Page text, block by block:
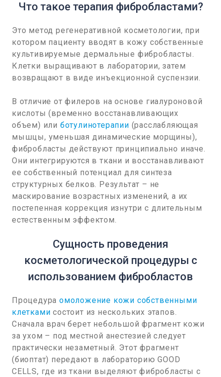
Что такое терапия фибробластами?
Это метод регенеративной косметологии, при
котором пациенту вводят в кожу собственные
культивируемые дермальные фибробласты.
Клетки выращивают в лаборатории, затем
возвращают в виде инъекционной суспензии.
В отличие от филеров на основе гиалуроновой
кислоты (временно восстанавливающих
объем) или ботулинотерапии (расслабляющая
мышцы, уменьшая динамические морщины),
фибробласты действуют принципиально иначе.
Они интегрируются в ткани и восстанавливают
ее собственный потенциал для синтеза
структурных белков. Результат – не
маскирование возрастных изменений, а их
постепенная коррекция изнутри с длительным
естественным эффектом.
Сущность проведения
косметологической процедуры с
использованием фибробластов
Процедураомоложение кожи собственными
клеткамисостоит из нескольких этапов.
Сначала врач берет небольшой фрагмент кожи
за ухом – под местной анестезией следует
практически незаметный. Этот фрагмент
(биоптат) передают в лабораторию GOOD
CELLS, где из ткани выделяют фибробласты с